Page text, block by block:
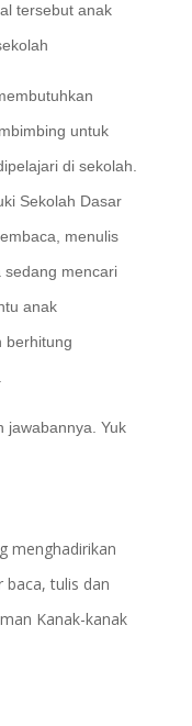
tersebut anak
untuk
di sekolah.
Sekolah Dasar
menulis
sedang mencari
anak
berhitung
jawabannya. Yuk
menghadirikan
baca, tulis dan
Kanak-kanak